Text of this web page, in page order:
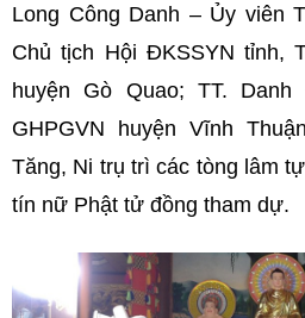
Long Công Danh – Ủy viên
Chủ tịch Hội ĐKSSYN tỉnh,
huyện Gò Quao; TT.
GHPGVN huyện Vĩnh
Tăng, Ni trụ trì các tòng lâm
tín nữ Phật tử đồng tham dự.